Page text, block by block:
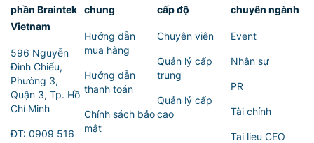
phần Braintek
Vietnam
596 Nguyễn
Đình Chiểu,
Phường 3,
Quận 3, Tp. Hồ
Chí Minh
ĐT: 0909 516
chung
Hướng dẫn
mua hàng
Hướng dẫn
thanh toán
Chính sách bảo
mật
cấp độ
Chuyên viên
Quản lý cấp
trung
Quản lý cấp
cao
chuyên ngành
Event
Nhân sự
PR
Tài chính
Tai lieu CEO